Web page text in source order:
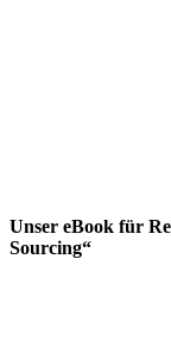
Unser eBook für
Sourcing“